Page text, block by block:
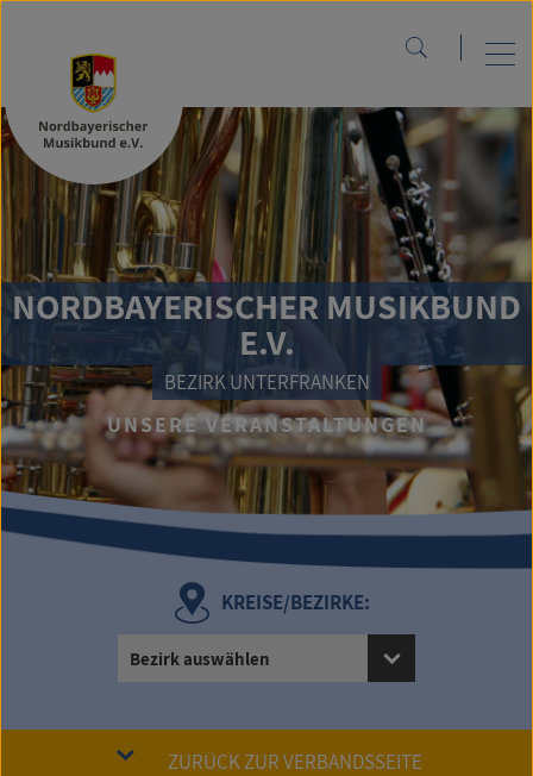
NORDBAYERISCHER MUSIKBUND
E.V.
BEZIRK UNTERFRANKEN
UNSERE VERANSTALTUNGEN
KREISE/BEZIRKE:
Bezirk auswählen
ZURÜCK ZUR VERBANDSSEITE